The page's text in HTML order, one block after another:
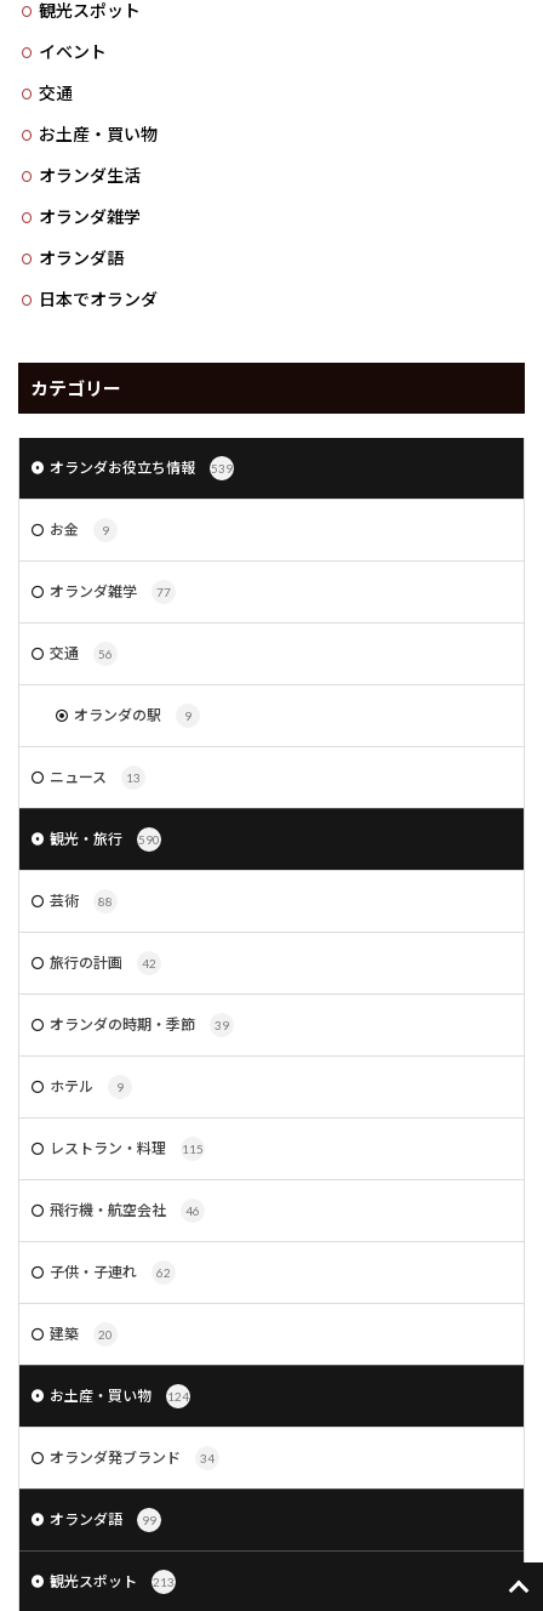
観光スポット
イベント
交通
お土産・買い物
オランダ生活
オランダ雑学
オランダ語
日本でオランダ
カテゴリー
オランダお役立ち情報 539
お金 9
オランダ雑学 77
交通 56
オランダの駅 9
ニュース 13
観光・旅行 590
芸術 88
旅行の計画 42
オランダの時期・季節 39
ホテル 9
レストラン・料理 115
飛行機・航空会社 46
子供・子連れ 62
建築 20
お土産・買い物 124
オランダ発ブランド 34
オランダ語 99
観光スポット 213